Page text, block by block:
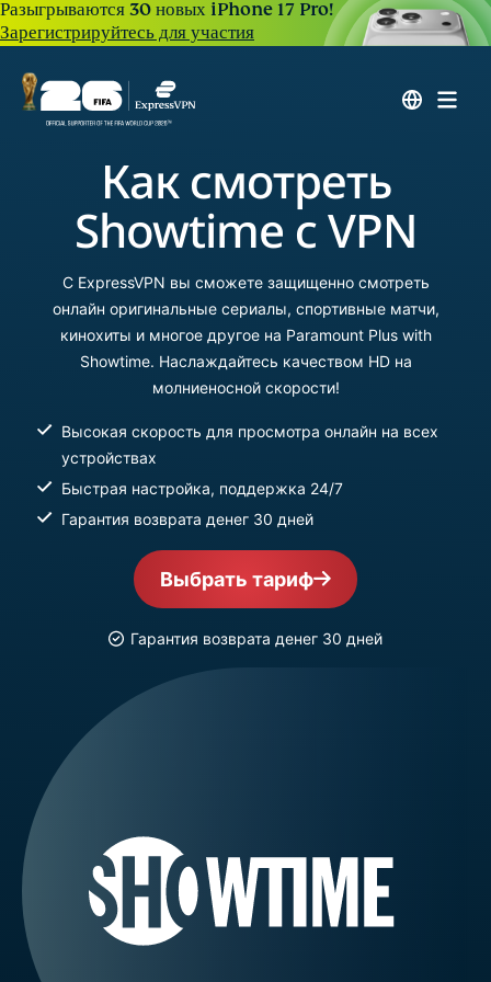
Разыгрываются 30 новых iPhone 17 Pro!
Зарегистрируйтесь для участия
Как смотреть
Showtime с VPN
С ExpressVPN вы сможете защищенно смотреть
онлайн оригинальные сериалы, спортивные матчи,
кинохиты и многое другое на Paramount Plus with
Showtime. Наслаждайтесь качеством HD на
молниеносной скорости!
Высокая скорость для просмотра онлайн на всех
устройствах
Быстрая настройка, поддержка 24/7
Гарантия возврата денег 30 дней
Выбрать тариф
Гарантия возврата денег 30 дней